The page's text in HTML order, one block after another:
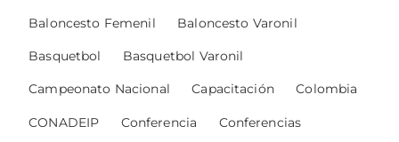
Baloncesto Femenil Baloncesto Varonil
Basquetbol Basquetbol Varonil
Campeonato Nacional Capacitación Colombia
CONADEIP Conferencia Conferencias